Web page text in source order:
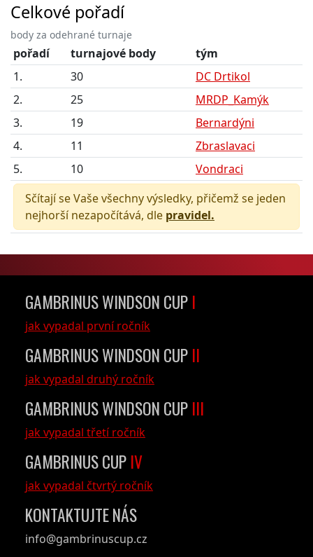
Celkové pořadí
body za odehrané turnaje
pořadí turnajové body
tým
1.
30
DC Drtikol
2.
25
MRDP_Kamýk
3.
19
Bernardýni
4.
11
Zbraslavaci
5.
10
Vondraci
Sčítají se Vaše všechny výsledky, přičemž se jeden
nejhorší nezapočítává, dle pravidel.
GAMBRINUS WINDSON CUP I
jak vypadal první ročník
GAMBRINUS WINDSON CUP II
jak vypadal druhý ročník
GAMBRINUS WINDSON CUP III
jak vypadal třetí ročník
GAMBRINUS CUP IV
jak vypadal čtvrtý ročník
KONTAKTUJTE NÁS
info@gambrinuscup.cz